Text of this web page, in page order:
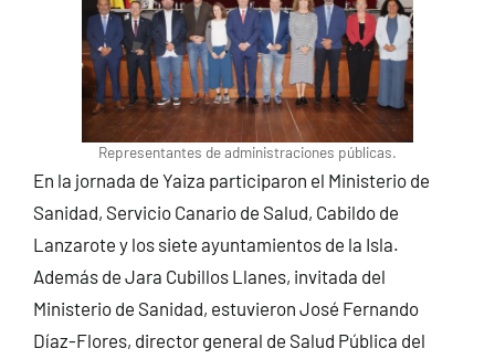
Representantes de administraciones públicas.
En la jornada de Yaiza participaron el Ministerio de
Sanidad, Servicio Canario de Salud, Cabildo de
Lanzarote y los siete ayuntamientos de la Isla.
Además de Jara Cubillos Llanes, invitada del
Ministerio de Sanidad, estuvieron José Fernando
Díaz-Flores, director general de Salud Pública del